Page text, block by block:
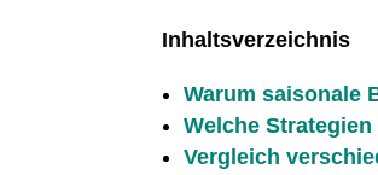
Inhaltsverzeichnis
Warum saisonale
Welche
Vergleich